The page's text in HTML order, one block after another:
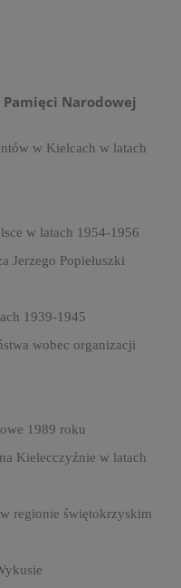
Narodowej
w Kielcach w latach
w latach 1954-1956
Jerzego Popiełuszki
1939-1945
wobec organizacji
1989 roku
Kielecczyźnie w latach
regionie świętokrzyskim